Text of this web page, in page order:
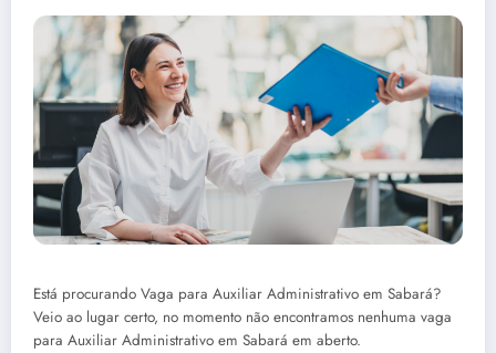
Está procurando Vaga para Auxiliar Administrativo em Sabará?
Veio ao lugar certo, no momento não encontramos nenhuma vaga
para Auxiliar Administrativo em Sabará em aberto.